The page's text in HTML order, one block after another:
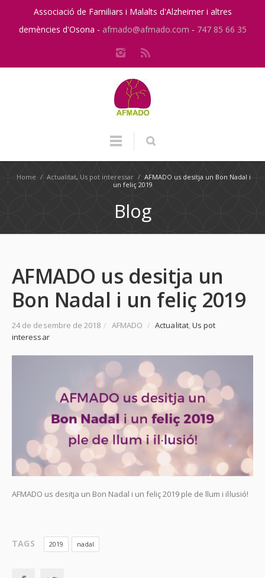
Associació de Familiars i Malalts d'Alzheimer i altres
demències d'Osona - afmado@afmado.com - 747 85 66 35
Home / Actualitat, Us pot interessar / AFMADO us desitja un Bon Nadal i
un feliç 2019
Blog
AFMADO us desitja un
Bon Nadal i un feliç 2019
24 de desembre de 2018 / AFMADO / Actualitat,Us pot
interessar
AFMADO us desitja un Bon Nadal i un feliç 2019 ple de llum i il·lusió!
TAGS 2019 nadal